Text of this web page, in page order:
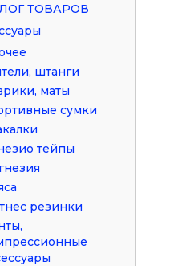
ТОВАРОВ
штанги
маты
сумки
тейпы
резинки